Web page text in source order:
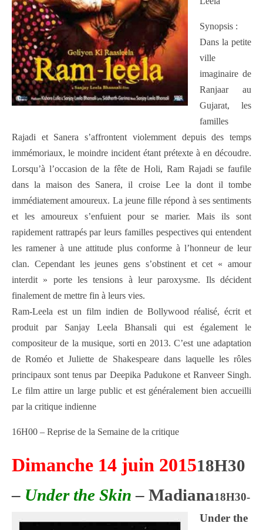
Synopsis :
Dans la petite
ville
imaginaire de
Ranjaar au
Gujarat, les
familles
Rajadi et Sanera s’affrontent violemment depuis des temps
immémoriaux, le moindre incident étant prétexte à en découdre.
Lorsqu’à l’occasion de la fête de Holi, Ram Rajadi se faufile
dans la maison des Sanera, il croise Lee la dont il tombe
immédiatement amoureux. La jeune fille répond à ses sentiments
et les amoureux s’enfuient pour se marier. Mais ils sont
rapidement rattrapés par leurs familles pespectives qui entendent
les ramener à une attitude plus conforme à l’honneur de leur
clan. Cependant les jeunes gens s’obstinent et cet « amour
interdit » porte les tensions à leur paroxysme. Ils décident
finalement de mettre fin à leurs vies.
Ram-Leela est un film indien de Bollywood réalisé, écrit et
produit par Sanjay Leela Bhansali qui est également le
compositeur de la musique, sorti en 2013. C’est une adaptation
de Roméo et Juliette de Shakespeare dans laquelle les rôles
principaux sont tenus par Deepika Padukone et Ranveer Singh.
Le film attire un large public et est généralement bien accueilli
par la critique indienne
16H00 – Reprise de la Semaine de la critique
Dimanche 14 juin 201518H30
– Under the Skin – Madiana18H30-
Under the